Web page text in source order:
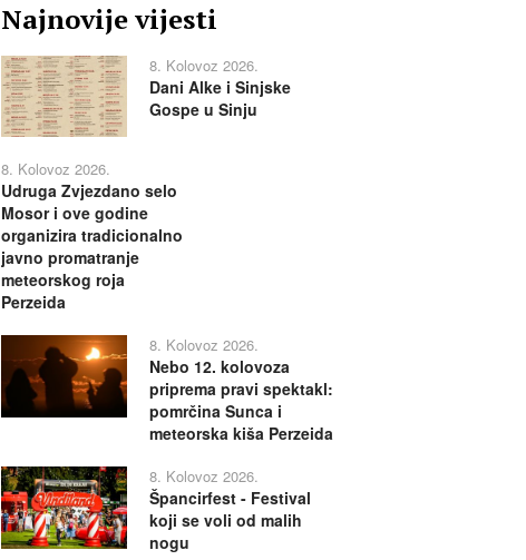
Najnovije vijesti
8. Kolovoz 2026.
Dani Alke i Sinjske
Gospe u Sinju
8. Kolovoz 2026.
Udruga Zvjezdano selo
Mosor i ove godine
organizira tradicionalno
javno promatranje
meteorskog roja
Perzeida
8. Kolovoz 2026.
Nebo 12. kolovoza
priprema pravi spektakl:
pomrčina Sunca i
meteorska kiša Perzeida
8. Kolovoz 2026.
Špancirfest - Festival
koji se voli od malih
nogu